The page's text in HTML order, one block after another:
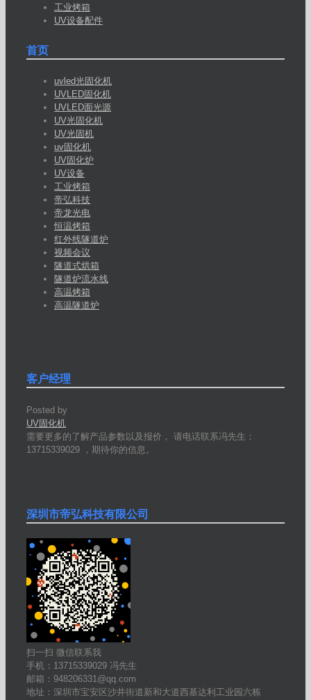
工业烤箱
UV设备配件
首页
uvled光固化机
UVLED固化机
UVLED面光源
UV光固化机
UV光固机
uv固化机
UV固化炉
UV设备
工业烤箱
帝弘科技
帝龙光电
恒温烤箱
红外线隧道炉
视频会议
隧道式烘箱
隧道炉流水线
高温烤箱
高温隧道炉
客户经理
Posted by
UV固化机
需要更多的了解产品参数以及报价， 请电话联系冯先生：
13715339029 ，期待你的信息。
深圳市帝弘科技有限公司
扫一扫 微信联系我
手机：13715339029 冯先生
邮箱：948206331@qq.com
地址：深圳市宝安区沙井街道新和大道西基达利工业园六栋